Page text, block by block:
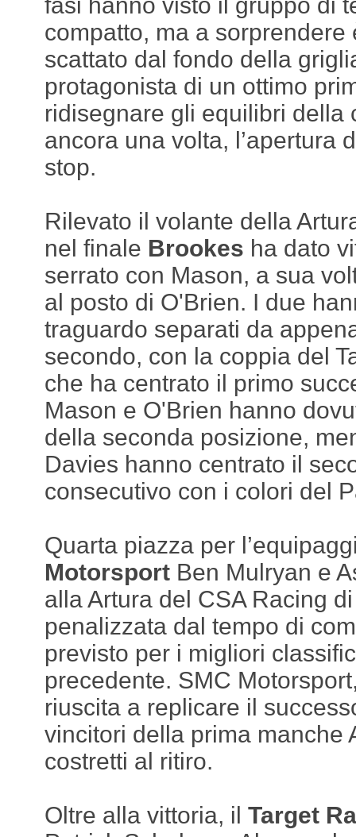
fasi hanno visto il gruppo di
compatto, ma a sorprendere
scattato dal fondo della
protagonista di un ottimo
ridisegnare gli equilibri della
ancora una volta, l’apertura
stop.
Rilevato il volante della
nel finale Brookes ha dato
serrato con Mason, a sua
al posto di O'Brien. I due
traguardo separati da
secondo, con la coppia del
che ha centrato il primo
Mason e O'Brien hanno
della seconda posizione,
Davies hanno centrato il
consecutivo con i colori del
Quarta piazza per
Motorsport Ben Mulryan e
alla Artura del CSA Racing
penalizzata dal tempo di
previsto per i migliori
precedente. SMC
riuscita a replicare il
vincitori della prima manche
costretti al ritiro.
Oltre alla vittoria, il Target